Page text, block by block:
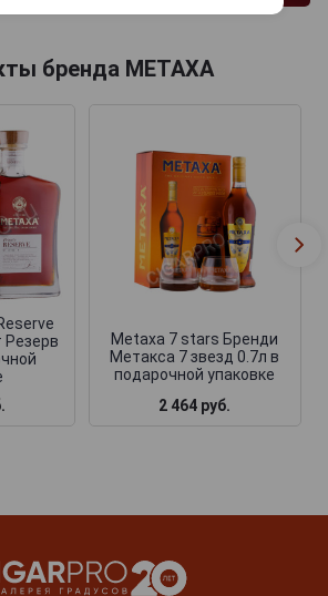
бренда METAXA
Резерв
Metaxa 7 stars Бренди
Метакса 7 звезд 0.7л в
подарочной упаковке
2 464 руб.